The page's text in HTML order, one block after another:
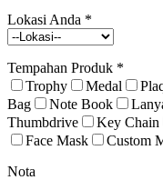
Lokasi Anda *
Tempahan Produk *
Trophy
Medal
Bag
Note Book
Thumbdrive
Key Chain
Face Mask
Custom
Nota